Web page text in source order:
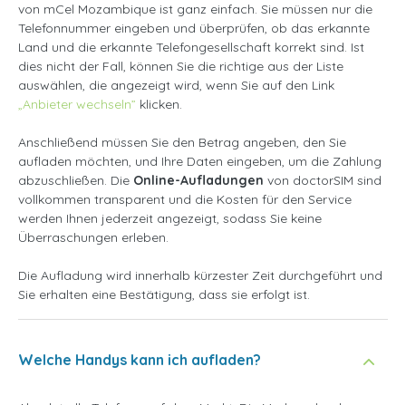
von mCel Mozambique ist ganz einfach. Sie müssen nur die
Telefonnummer eingeben und überprüfen, ob das erkannte
Land und die erkannte Telefongesellschaft korrekt sind. Ist
dies nicht der Fall, können Sie die richtige aus der Liste
auswählen, die angezeigt wird, wenn Sie auf den Link
„Anbieter wechseln” klicken.
Anschließend müssen Sie den Betrag angeben, den Sie
aufladen möchten, und Ihre Daten eingeben, um die Zahlung
abzuschließen. Die Online-Aufladungen von doctorSIM sind
vollkommen transparent und die Kosten für den Service
werden Ihnen jederzeit angezeigt, sodass Sie keine
Überraschungen erleben.
Die Aufladung wird innerhalb kürzester Zeit durchgeführt und
Sie erhalten eine Bestätigung, dass sie erfolgt ist.
Welche Handys kann ich aufladen?